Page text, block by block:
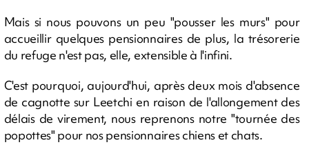
Mais si nous pouvons un peu "pousser les murs" pour
accueillir quelques pensionnaires de plus, la trésorerie
du refuge n'est pas, elle, extensible à l'infini.
C'est pourquoi, aujourd'hui, après deux mois d'absence
de cagnotte sur Leetchi en raison de l'allongement des
délais de virement, nous reprenons notre "tournée des
popottes" pour nos pensionnaires chiens et chats.